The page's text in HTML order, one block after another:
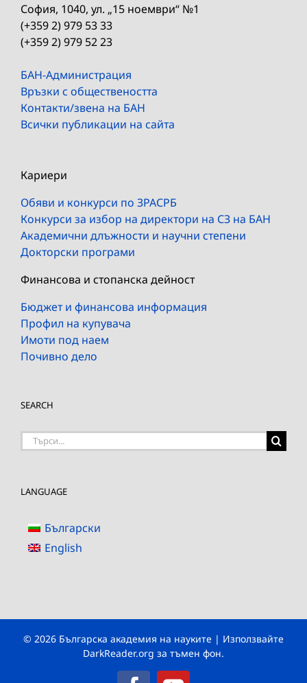
София, 1040, ул. „15 ноември“ №1
(+359 2) 979 53 33
(+359 2) 979 52 23
БАН-Администрация
Връзки с обществеността
Контакти/звена на БАН
Всички публикации на сайта
Кариери
Обяви и конкурси по ЗРАСРБ
Конкурси за избор на директори на СЗ на БАН
Академични длъжности и научни степени
Докторски програми
Финансова и стопанска дейност
Бюджет и финансова информация
Профил на купувача
Имоти под наем
Почивно дело
SEARCH
Търсене
LANGUAGE
Български
English
© 2026 Българска академия на науките | Използвайте
DarkReader.org за тъмен фон.